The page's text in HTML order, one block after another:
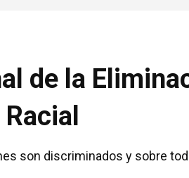
de la
son discriminados y sobre